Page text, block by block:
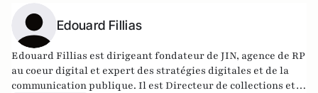
Edouard Fillias
Edouard Fillias est dirigeant fondateur de JIN, agence de RP
au coeur digital et expert des stratégies digitales et de la
communication publique. Il est Directeur de collections et